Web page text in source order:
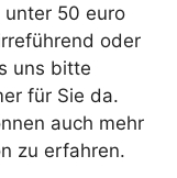
50 euro
oder
uns bitte
für Sie da.
auch mehr
zu erfahren.